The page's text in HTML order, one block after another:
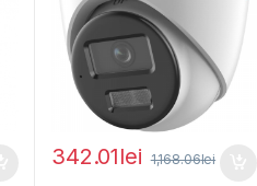
342.01lei 1,168.06lei